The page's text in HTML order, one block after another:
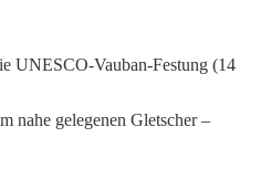
UNESCO-Vauban-Festung (14
nahe gelegenen Gletscher –